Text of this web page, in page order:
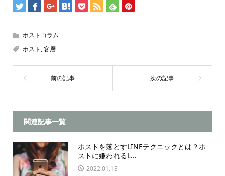
ホストコラム
ホスト ,客層
関連記事一覧
ホストを落とすLINEテクニックとは？ホ
ストに嫌われるL...
2022.01.13